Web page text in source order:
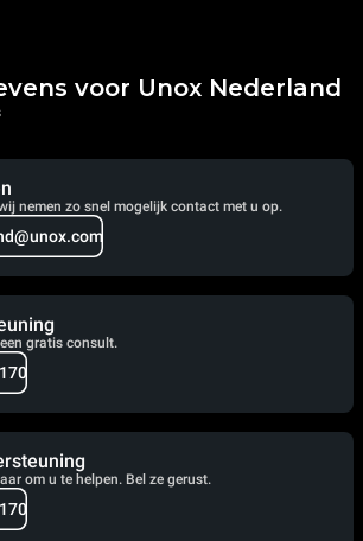
voor Unox Nederland
nemen zo snel mogelijk contact met u op.
gratis consult.
om u te helpen. Bel ze gerust.